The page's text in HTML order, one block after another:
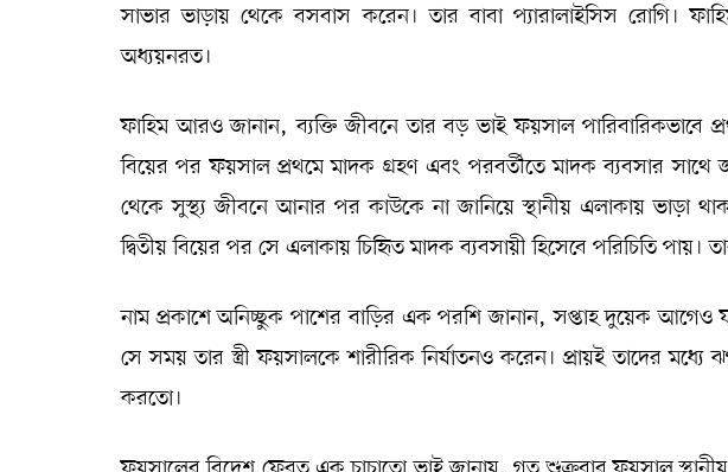
সাভার ভাড়ায় থেকে বসবাস করেন। তার বাবা প্যারালাইসিস রোগি।
অধ্যয়নরত।
ফাহিম আরও জানান, ব্যক্তি জীবনে তার বড় ভাই ফয়সাল পারিবারিকভাবে
বিয়ের পর ফয়সাল প্রথমে মাদক গ্রহণ এবং পরবর্তীতে মাদক ব্যবসার সাথে
থেকে সুস্থ্য জীবনে আনার পর কাউকে না জানিয়ে স্থানীয় এলাকায় ভাড়া
দ্বিতীয় বিয়ের পর সে এলাকায় চিহিৃত মাদক ব্যবসায়ী হিসেবে পরিচিতি
নাম প্রকাশে অনিচ্ছুক পাশের বাড়ির এক পরশি জানান, সপ্তাহ দুয়েক আগেও
সে সময় তার স্ত্রী ফয়সালকে শারীরিক নির্যাতনও করেন। প্রায়ই তাদের
করতো।